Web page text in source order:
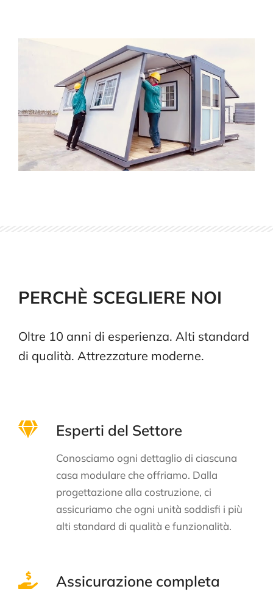
PERCHÈ SCEGLIERE NOI
Oltre 10 anni di esperienza. Alti standard
di qualità. Attrezzature moderne.
Esperti del Settore
Conosciamo ogni dettaglio di ciascuna
casa modulare che offriamo. Dalla
progettazione alla costruzione, ci
assicuriamo che ogni unità soddisfi i più
alti standard di qualità e funzionalità.
Assicurazione completa